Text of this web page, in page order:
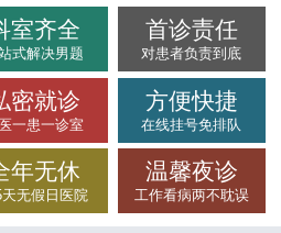
室齐全
式解决男题
首诊责任
对患者负责到底
密就诊
一患一诊室
方便快捷
在线挂号免排队
年无休
天无假日医院
温馨夜诊
工作看病两不耽误